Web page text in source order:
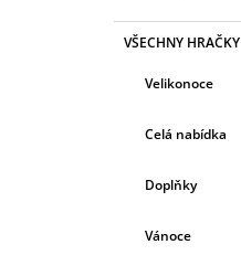
VŠECHNY HRAČKY
Velikonoce
Celá nabídka
Doplňky
Vánoce